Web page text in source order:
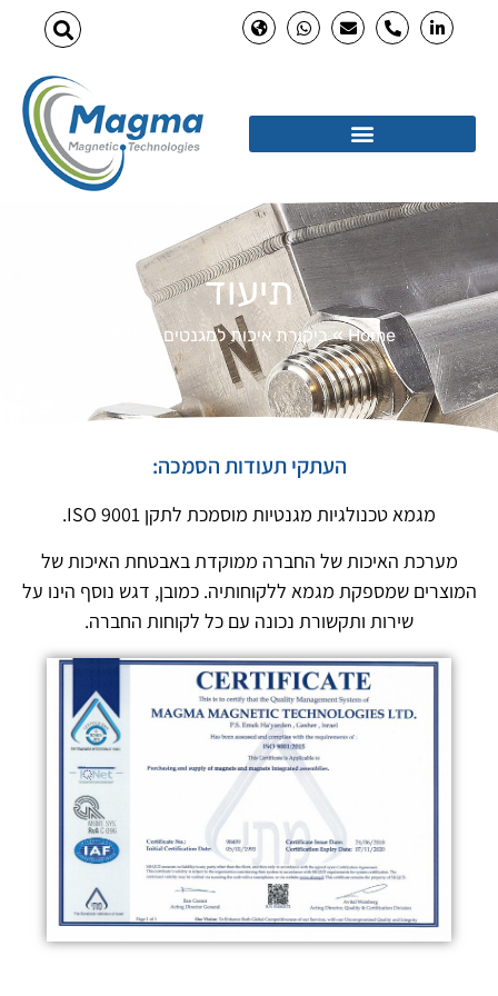
תיעוד
Home
»ביקורת איכות למגנטים»
העתקי תעודות הסמכה:
מגמא טכנולגיות מגנטיות מוסמכת לתקן ISO 9001.
מערכת האיכות של החברה ממוקדת באבטחת האיכות של
המוצרים שמספקת מגמא ללקוחותיה. כמובן, דגש נוסף הינו על
שירות ותקשורת נכונה עם כל לקוחות החברה.